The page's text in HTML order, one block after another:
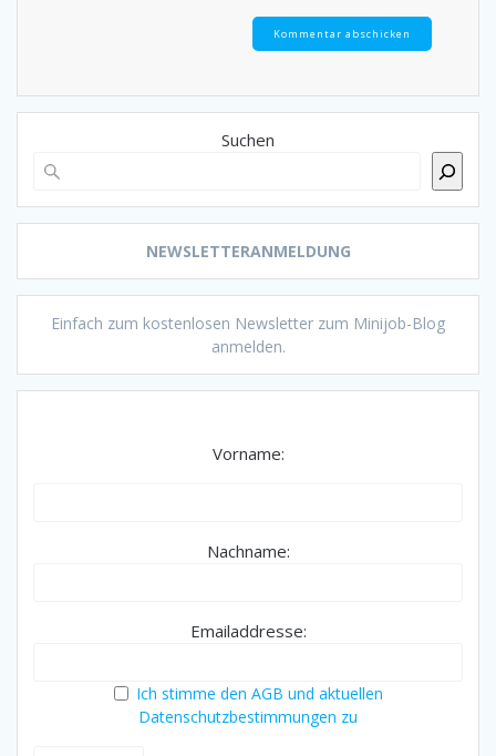
Suchen
NEWSLETTERANMELDUNG
Einfach zum kostenlosen Newsletter zum Minijob-Blog
anmelden.
Vorname:
Nachname:
Emailaddresse:
Ich stimme den AGB und aktuellen
Datenschutzbestimmungen zu